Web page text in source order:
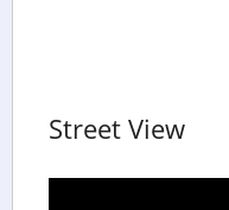
Street View